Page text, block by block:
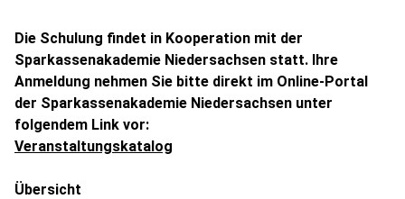
Die Schulung findet in Kooperation mit der
Sparkassenakademie Niedersachsen statt. Ihre
Anmeldung nehmen Sie bitte direkt im Online-Portal
der Sparkassenakademie Niedersachsen unter
folgendem Link vor:
Veranstaltungskatalog
Übersicht